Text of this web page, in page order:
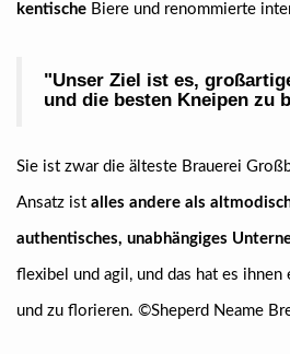
kentische Biere und renommierte
"Unser Ziel ist es,
und die besten Kneipen zu
Sie ist zwar die älteste Brauerei
Ansatz ist alles andere als
authentisches, unabhängiges
flexibel und agil, und das hat es
und zu florieren. ©Sheperd Neame